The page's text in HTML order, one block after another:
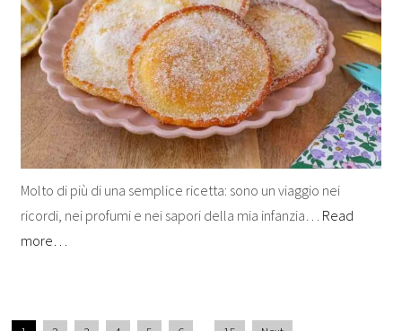
Molto di più di una semplice ricetta: sono un viaggio nei
ricordi, nei profumi e nei sapori della mia infanzia… Read
more…